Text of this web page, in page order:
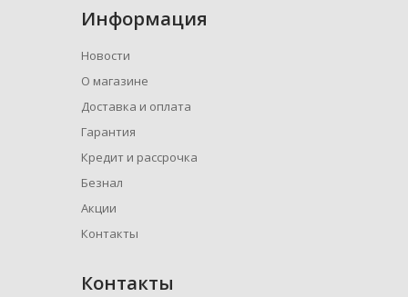
Информация
Новости
О магазине
Доставка и оплата
Гарантия
Кредит и рассрочка
Безнал
Акции
Контакты
Контакты